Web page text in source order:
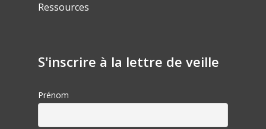
Ressources
S'inscrire à la lettre de veille
Prénom